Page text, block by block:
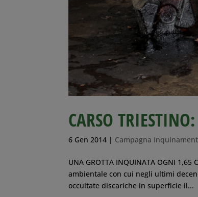
CARSO
6 Gen 2014 | Campagna
UNA GROTTA INQUINATA OGNI
ambientale con cui negli ultimi
occultate discariche in superficie il...